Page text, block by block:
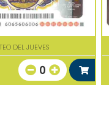
DEL JUEVES
0